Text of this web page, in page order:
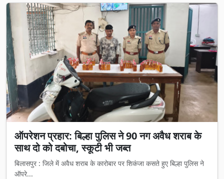
ऑपरेशन प्रहार: बिल्हा पुलिस ने 90 नग अवैध शराब के
साथ दो को दबोचा, स्कूटी भी जब्त
बिलासपुर : जिले में अवैध शराब के कारोबार पर शिकंजा कसते हुए बिल्हा पुलिस ने
ऑपरे...